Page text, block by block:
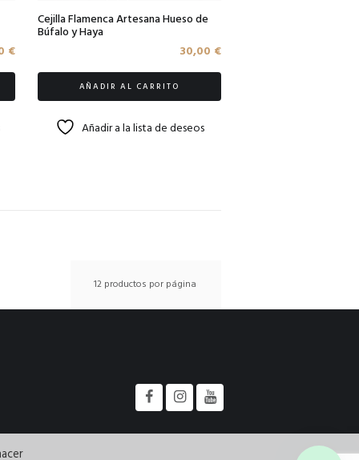
€
Cejilla Flamenca Artesana Hueso de
Búfalo y Haya
30,00 €
AÑADIR AL CARRITO
Añadir a la lista de deseos